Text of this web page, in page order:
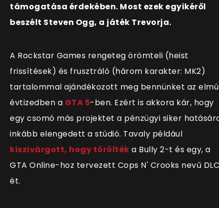
támogatása érdekében. Most ezek egyikéről
beszélt Steven Ogg, a játék Trevorja.
A Rockstar Games rengeteg örömteli (heist
frissítések) és frusztráló (három karakter: MK2)
tartalommal ajándékozott meg bennünket az
évtizedben a GTA 5-ben. Ezért is akkora kár, hogy
egy csomó más projektet a pénzügyi siker
inkább elengedett a stúdió. Tavaly például
kiszivárgott, hogy törölték a Bully 2-t és egy, a
GTA Online-hoz tervezett Cops N' Crooks nevű
ét.